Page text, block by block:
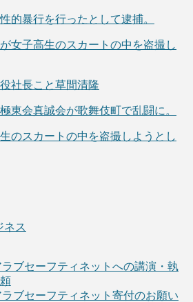
的暴行を行ったとして逮捕。
女子高生のスカートの中を盗撮し
社長こと草間清隆
東会真誠会が歌舞伎町で乱闘に。
のスカートの中を盗撮しようとし
ネス
ブセーフティネットへの講演・執
ブセーフティネット寄付のお願い